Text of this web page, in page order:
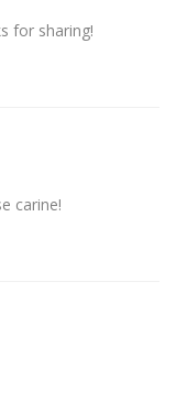
for sharing!
carine!